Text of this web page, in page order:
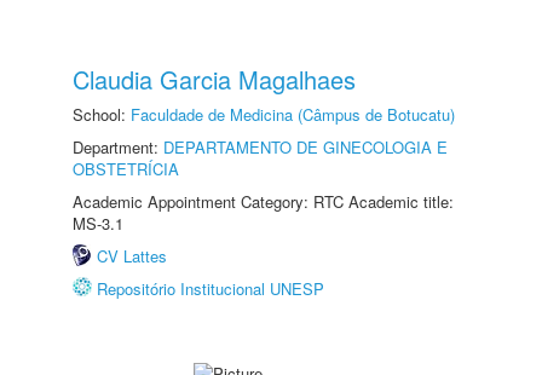
Claudia Garcia Magalhaes
School: Faculdade de Medicina (Câmpus de Botucatu)
Department: DEPARTAMENTO DE GINECOLOGIA E
OBSTETRÍCIA
Academic Appointment Category: RTC Academic title:
MS-3.1
CV Lattes
Repositório Institucional UNESP